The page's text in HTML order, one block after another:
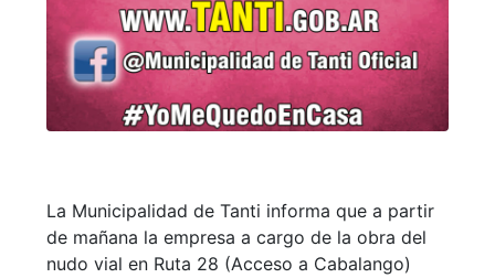
La Municipalidad de Tanti informa que a partir
de mañana la empresa a cargo de la obra del
nudo vial en Ruta 28 (Acceso a Cabalango)